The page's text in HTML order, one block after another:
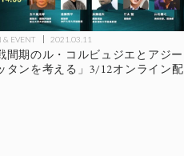
& EVENT 2021.03.11
間期のル・コルビュジエとアジー
タンを考える」3/12オンライン配